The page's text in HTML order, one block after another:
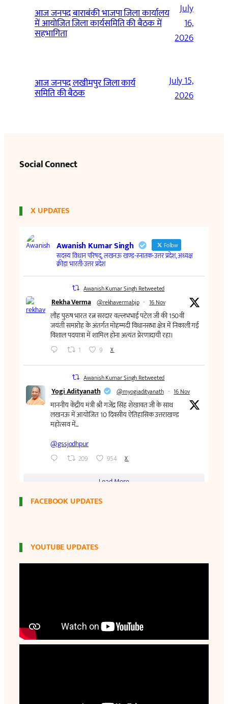
आज जनपद बाराबंकी भाजपा जिला कार्यालय
में आयोजित जिला कार्यसमिति की बैठक में
सहभागिता
July
16,
2026
आज जनपद लखीमपुर जिला कार्य
समिति की बैठक
July 15,
2026
Social Connect
X UPDATES
FACEBOOK UPDATES
YOUTUBE UPDATES